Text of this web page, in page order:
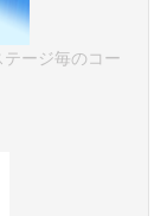
ージ毎のコー